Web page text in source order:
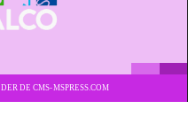
DE CMS-MSPRESS.COM